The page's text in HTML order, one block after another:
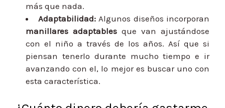
más que nada.
Adaptabilidad:Algunos diseños incorporan
manillares adaptables que van ajustándose
con el niño a través de los años. Así que si
piensan tenerlo durante mucho tiempo e ir
avanzando con el, lo mejor es buscar uno con
esta característica.